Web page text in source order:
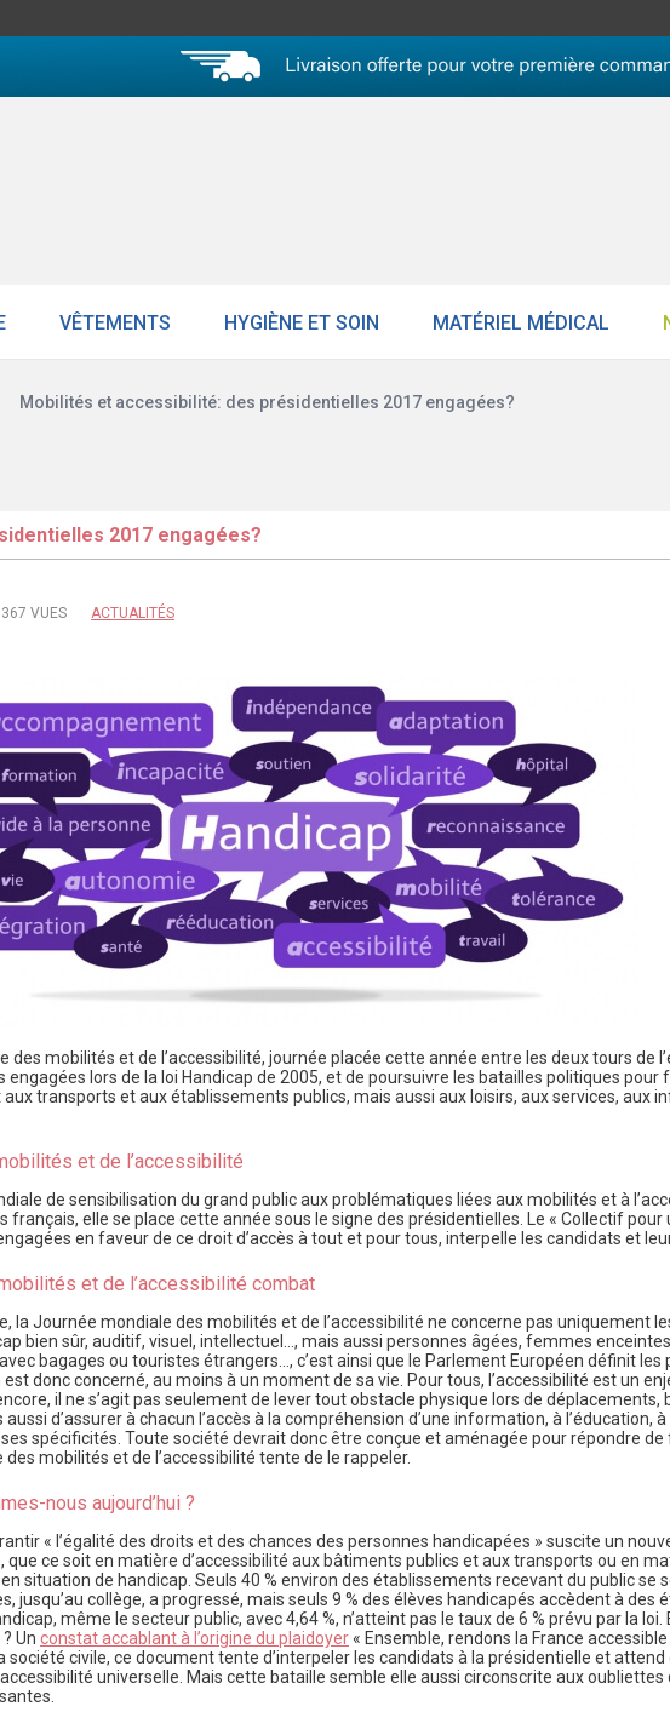
VÊTEMENTS HYGIÈNE ET SOIN MATÉRIEL MÉDICAL
Mobilités et accessibilité: des présidentielles 2017 engagées?
2017 engagées?
VUES ACTUALITÉS
des mobilités et de l’accessibilité, journée placée cette année entre les deux tours de
lors de la loi Handicap de 2005, et de poursuivre les batailles politiques pour
transports et aux établissements publics, mais aussi aux loisirs, aux services, aux
et de l’accessibilité
de sensibilisation du grand public aux problématiques liées aux mobilités et à
elle se place cette année sous le signe des présidentielles. Le « Collectif pour
en faveur de ce droit d’accès à tout et pour tous, interpelle les candidats et
et de l’accessibilité combat
la Journée mondiale des mobilités et de l’accessibilité ne concerne pas uniquement
bien sûr, auditif, visuel, intellectuel…, mais aussi personnes âgées, femmes
bagages ou touristes étrangers…, c’est ainsi que le Parlement Européen définit
donc concerné, au moins à un moment de sa vie. Pour tous, l’accessibilité est un
il ne s’agit pas seulement de lever tout obstacle physique lors de déplacements,
d’assurer à chacun l’accès à la compréhension d’une information, à l’éducation,
spécificités. Toute société devrait donc être conçue et aménagée pour répondre
mobilités et de l’accessibilité tente de le rappeler.
nous aujourd’hui ?
« l’égalité des droits et des chances des personnes handicapées » suscite un
ce soit en matière d’accessibilité aux bâtiments publics et aux transports ou en
en situation de handicap. Seuls 40 % environ des établissements recevant du public
jusqu’au collège, a progressé, mais seuls 9 % des élèves handicapés accèdent à des
même le secteur public, avec 4,64 %, n’atteint pas le taux de 6 % prévu par la loi.
Un constat accablant à l’origine du plaidoyer« Ensemble, rendons la France
société civile, ce document tente d’interpeler les candidats à la présidentielle et
universelle. Mais cette bataille semble elle aussi circonscrite aux oubliettes